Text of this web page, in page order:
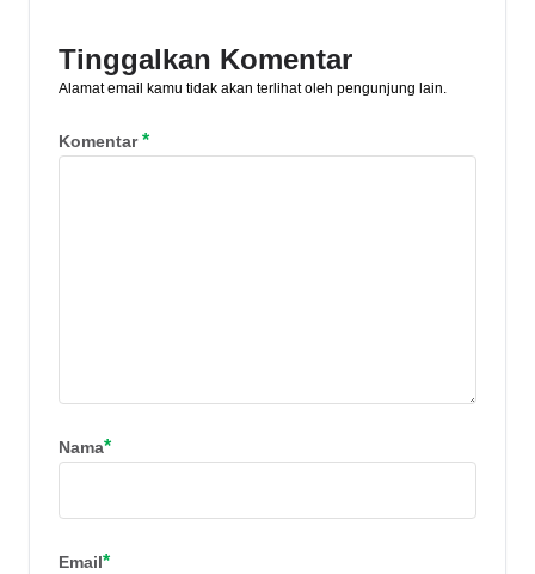
Tinggalkan Komentar
Alamat email kamu tidak akan terlihat oleh pengunjung lain.
Komentar*
Nama*
Email*